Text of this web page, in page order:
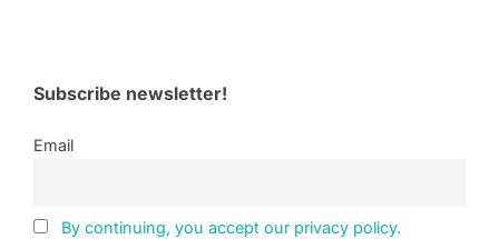
Subscribe newsletter!
Email
By continuing, you accept our privacy policy.